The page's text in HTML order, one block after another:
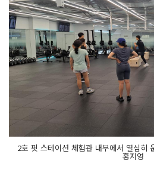
2호 핏 스테이션 체험관 내부에서 열심히
홍지영